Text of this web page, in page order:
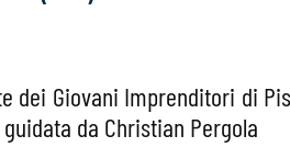
Giovani Imprenditori di
da Christian Pergola